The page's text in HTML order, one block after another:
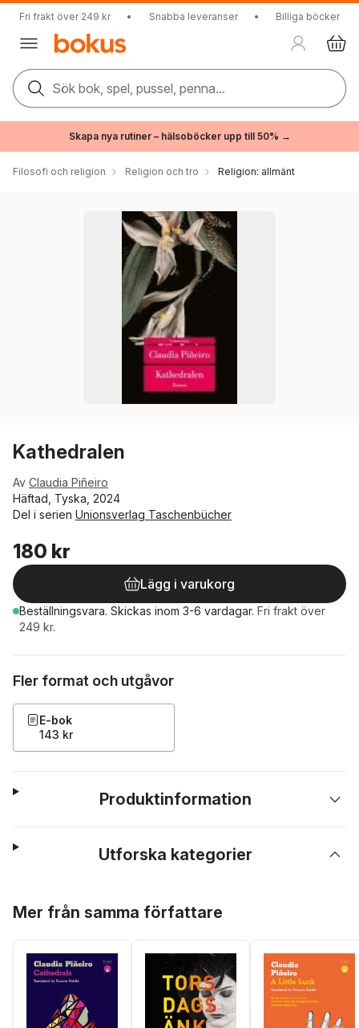
Fri frakt över 249 kr • Snabba leveranser • Billiga böcker
Sök bok, spel, pussel, penna...
Skapa nya rutiner – hälsoböcker upp till 50% →
Filosofi och religion Religion och tro Religion: allmänt
Kathedralen
Av Claudia Piñeiro
Häftad, Tyska, 2024
Del i serien Unionsverlag Taschenbücher
180 kr
Lägg i varukorg
Beställningsvara. Skickas inom 3-6 vardagar. Fri frakt över
249 kr.
Fler format och utgåvor
E-bok
143 kr
Produktinformation
Utforska kategorier
Mer från samma författare